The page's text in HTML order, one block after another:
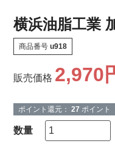
横浜油脂工業
商品番号 u918
販売価格 2,970
ポイント還元： 27 ポイント